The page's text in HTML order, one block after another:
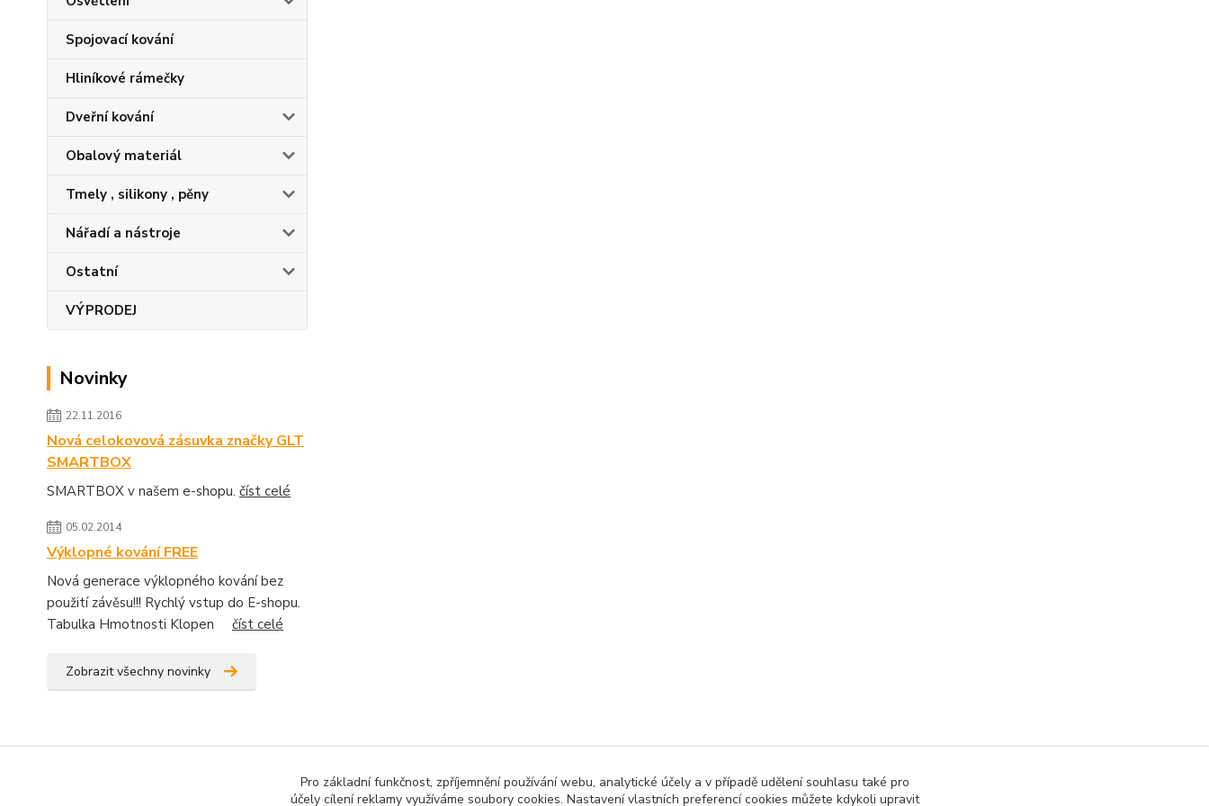
Spojovací kování
Hliníkové rámečky
Dveřní kování
Obalový materiál
Tmely , silikony , pěny
Nářadí a nástroje
Ostatní
VÝPRODEJ
Novinky
22.11.2016
Nová celokovová zásuvka značky GLT
SMARTBOX
SMARTBOX v našem e-shopu. číst celé
05.02.2014
Výklopné kování FREE
Nová generace výklopného kování bez
použití závěsu!!! Rychlý vstup do E-shopu.
Tabulka Hmotnosti Klopen číst celé
Zobrazit všechny novinky
Pro základní funkčnost, zpříjemnění používání webu, analytické účely a v případě udělení souhlasu také pro
účely cílení reklamy využíváme soubory cookies. Nastavení vlastních preferencí cookies můžete kdykoli upravit